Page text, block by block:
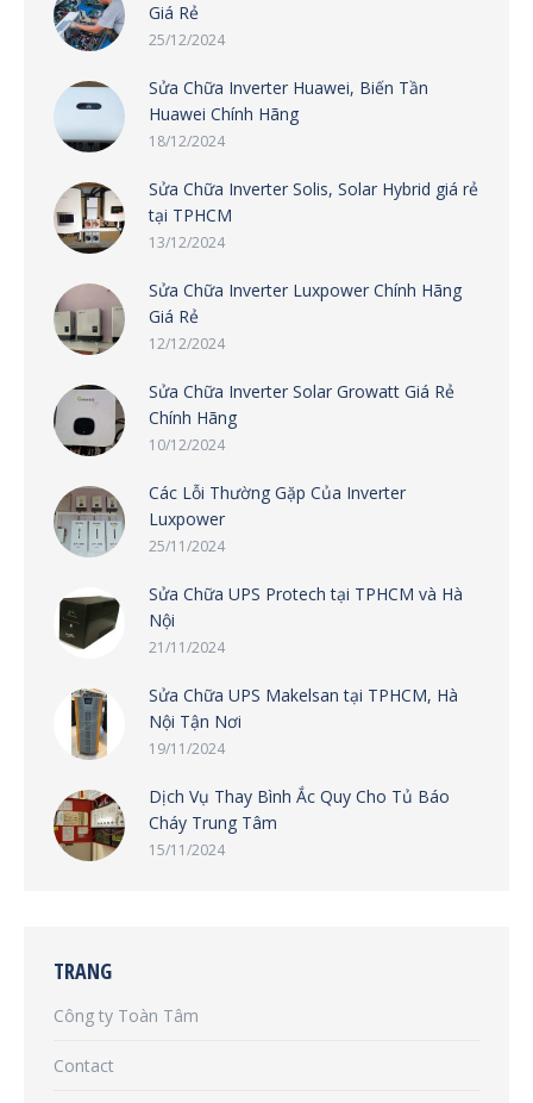
Giá Rẻ
25/12/2024
Sửa Chữa Inverter Huawei, Biến Tần
Huawei Chính Hãng
18/12/2024
Sửa Chữa Inverter Solis, Solar Hybrid giá rẻ
tại TPHCM
13/12/2024
Sửa Chữa Inverter Luxpower Chính Hãng
Giá Rẻ
12/12/2024
Sửa Chữa Inverter Solar Growatt Giá Rẻ
Chính Hãng
10/12/2024
Các Lỗi Thường Gặp Của Inverter
Luxpower
25/11/2024
Sửa Chữa UPS Protech tại TPHCM và Hà
Nội
21/11/2024
Sửa Chữa UPS Makelsan tại TPHCM, Hà
Nội Tận Nơi
19/11/2024
Dịch Vụ Thay Bình Ắc Quy Cho Tủ Báo
Cháy Trung Tâm
15/11/2024
TRANG
Công ty Toàn Tâm
Contact